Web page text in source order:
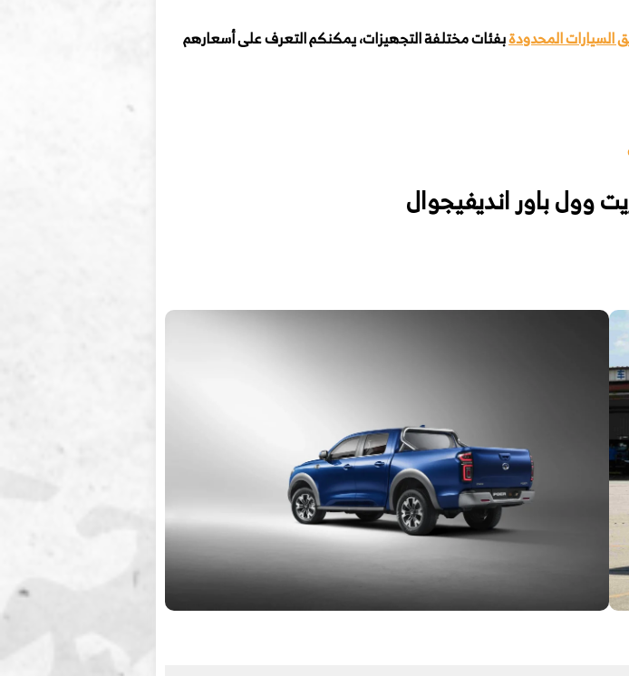
السيارات المحدودةبفئات مختلفة التجهيزات، يمكنكم التعرف على أسعارهم
وول باور انديفيجوال